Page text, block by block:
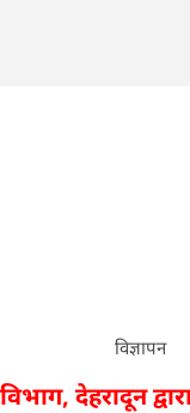
विज्ञापन
देहरादून